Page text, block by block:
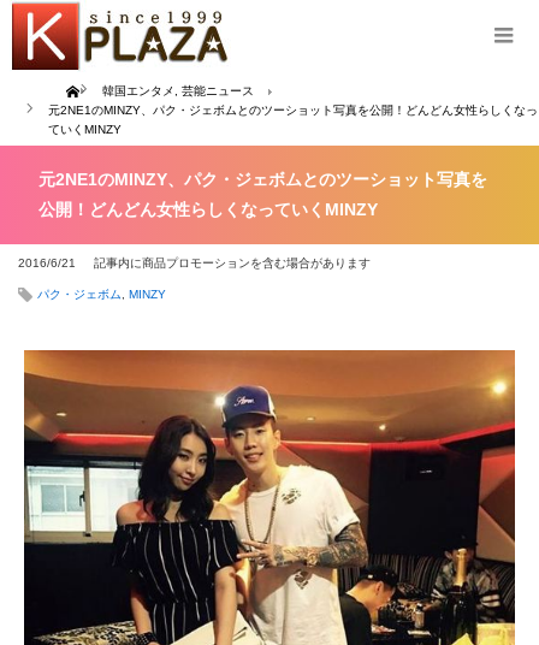
Home 韓国エンタメ
芸能ニュース
元2NE1のMINZY、パク・ジェボムとのツーショット写真を公開！どんどん女性らしくなっ
ていくMINZY
元2NE1のMINZY、パク・ジェボムとのツーショット写真を
公開！どんどん女性らしくなっていくMINZY
2016/6/21 記事内に商品プロモーションを含む場合があります
パク・ジェボム MINZY